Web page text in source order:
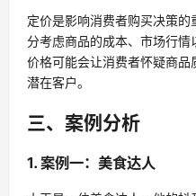
定价是影响消费者购买决策
分考虑商品的成本、市场行
价格可能会让消费者怀疑商
潜在客户。
三、案例分析
1. 案例一：美食达人